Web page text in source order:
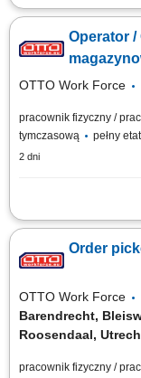
Opis stanowiska
kontrolowanie jakości
dalszej realizacji,
Operator
OTTO Work Force
pracownik fizyczny /
tymczasową
pełny etat
2 dni
Opis stanowiska:
skanera lub systemu
przed wysyłką;
i układanie towarów w
Order
OTTO Work Force
Barendrecht,
Roosendaal,
pracownik fizyczny /